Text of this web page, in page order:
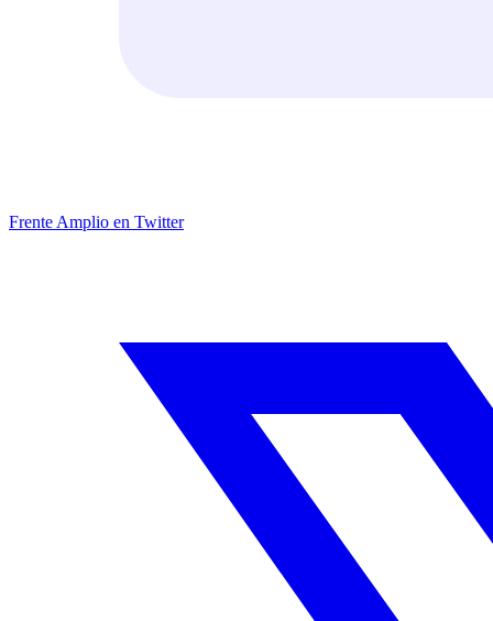
Frente Amplio en Twitter